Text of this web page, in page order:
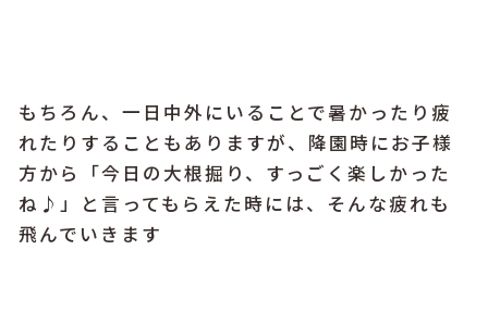
もちろん、一日中外にいることで暑かったり疲
れたりすることもありますが、降園時にお子様
方から「今日の大根掘り、すっごく楽しかった
ね♪」と言ってもらえた時には、そんな疲れも
飛んでいきます